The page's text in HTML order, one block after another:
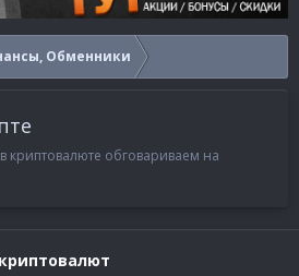
Обменники
криптовалюте обговариваем на